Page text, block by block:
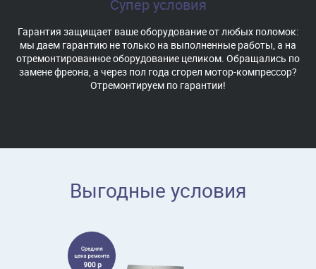
Супер условия
Гарантия защищает ваше оборудование от любых поломок:
мы даем гарантию не только на выполненные работы, а на
отремонтированное оборудование целиком. Обращались по
замене фреона, а через пол года сгорел мотор-компрессор?
Отремонтируем по гарантии!
Выгодные условия